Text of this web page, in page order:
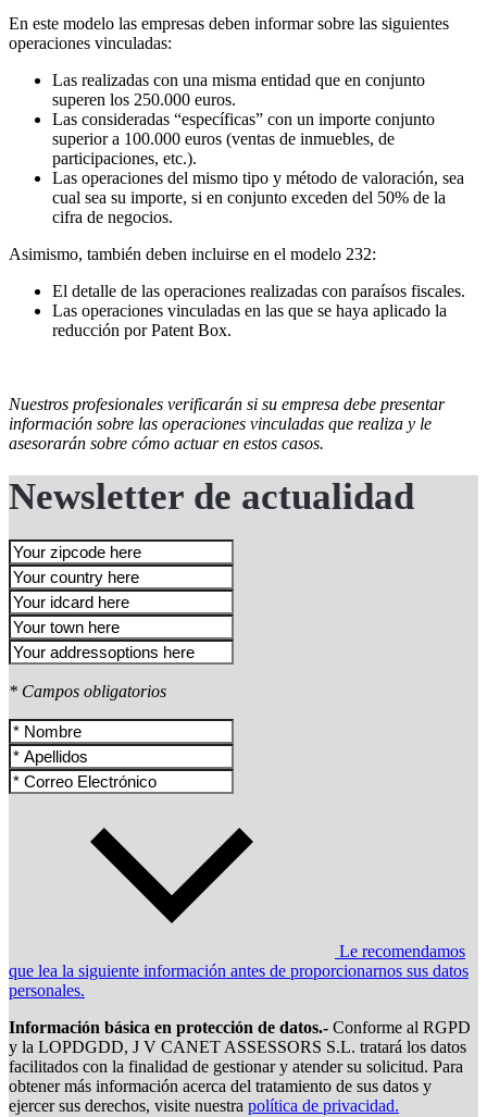
En este modelo las empresas deben informar sobre las siguientes
operaciones vinculadas:
Las realizadas con una misma entidad que en conjunto
superen los 250.000 euros.
Las consideradas “específicas” con un importe conjunto
superior a 100.000 euros (ventas de inmuebles, de
participaciones, etc.).
Las operaciones del mismo tipo y método de valoración, sea
cual sea su importe, si en conjunto exceden del 50% de la
cifra de negocios.
Asimismo, también deben incluirse en el modelo 232:
El detalle de las operaciones realizadas con paraísos fiscales.
Las operaciones vinculadas en las que se haya aplicado la
reducción por Patent Box.
Nuestros profesionales verificarán si su empresa debe presentar
información sobre las operaciones vinculadas que realiza y le
asesorarán sobre cómo actuar en estos casos.
Newsletter de actualidad
* Campos obligatorios
Le recomendamos
que lea la siguiente información antes de proporcionarnos sus datos
personales.
Información básica en protección de datos.- Conforme al RGPD
y la LOPDGDD, J V CANET ASSESSORS S.L. tratará los datos
facilitados con la finalidad de gestionar y atender su solicitud. Para
obtener más información acerca del tratamiento de sus datos y
ejercer sus derechos, visite nuestra política de privacidad.